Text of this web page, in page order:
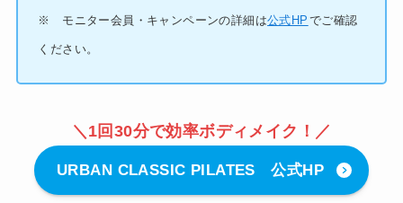
※ モニター会員・キャンペーンの詳細は公式HP でご確認
ください。
＼ 1回30分で効率ボディメイク ！／
URBAN CLASSIC PILATES 公式HP